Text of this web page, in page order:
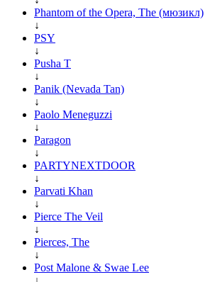
Phantom of the Opera, The (мюзикл)
↓
PSY
↓
Pusha T
↓
Panik (Nevada Tan)
↓
Paolo Meneguzzi
↓
Paragon
↓
PARTYNEXTDOOR
↓
Parvati Khan
↓
Pierce The Veil
↓
Pierces, The
↓
Post Malone & Swae Lee